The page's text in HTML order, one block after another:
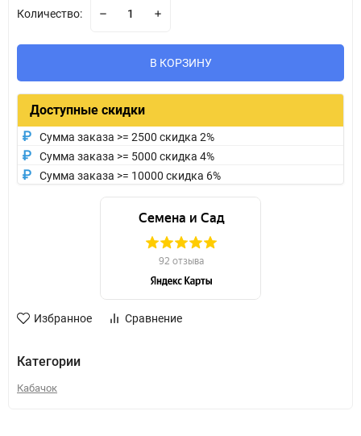
Количество:
В КОРЗИНУ
Доступные скидки
Сумма заказа >= 2500 скидка 2%
Сумма заказа >= 5000 скидка 4%
Сумма заказа >= 10000 скидка 6%
Избранное Сравнение
Категории
Кабачок